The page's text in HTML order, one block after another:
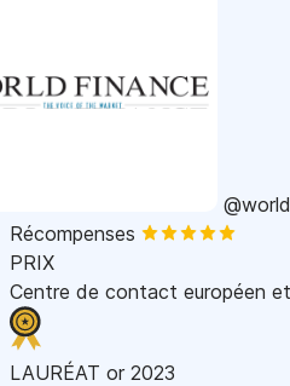
Récompenses
PRIX
Centre de contact européen
LAURÉAT or 2023